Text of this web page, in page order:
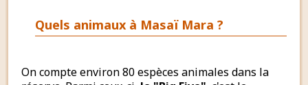
Quels animaux à Masaï Mara ?
On compte environ 80 espèces animales dans la